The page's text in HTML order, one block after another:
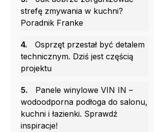
strefę zmywania w kuchni?
Poradnik Franke
4.
Osprzęt przestał być detalem
technicznym. Dziś jest częścią
projektu
5.
Panele winylowe VIN IN –
wodoodporna podłoga do salonu,
kuchni i łazienki. Sprawdź
inspiracje!